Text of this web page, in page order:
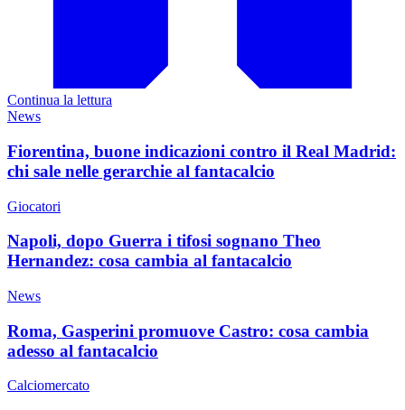
Continua la lettura
News
Fiorentina, buone indicazioni contro il Real Madrid:
chi sale nelle gerarchie al fantacalcio
Giocatori
Napoli, dopo Guerra i tifosi sognano Theo
Hernandez: cosa cambia al fantacalcio
News
Roma, Gasperini promuove Castro: cosa cambia
adesso al fantacalcio
Calciomercato